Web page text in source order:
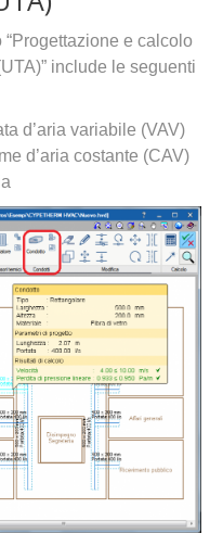
e calcolo
include le seguenti
d’aria variabile (VAV)
d’aria costante (CAV)